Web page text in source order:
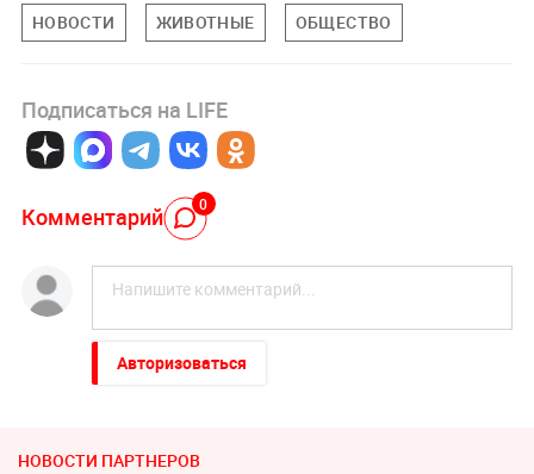
НОВОСТИ ЖИВОТНЫЕ ОБЩЕСТВО
Подписаться на LIFE
Комментарий 0
Авторизоваться
НОВОСТИ ПАРТНЕРОВ